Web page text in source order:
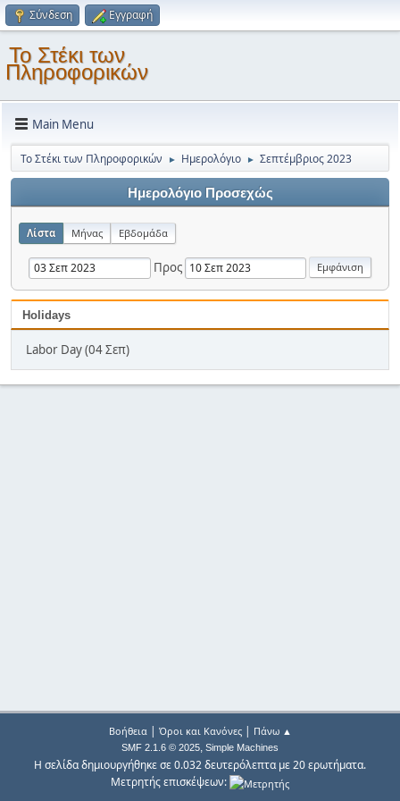
Σύνδεση Εγγραφή
Το Στέκι των
Πληροφορικών
Main Menu
Το Στέκι των Πληροφορικών ► Ημερολόγιο ► Σεπτέμβριος 2023
Ημερολόγιο Προσεχώς
Λίστα Μήνας Εβδομάδα
Προς
Holidays
Labor Day (04 Σεπ)
Βοήθεια| Όροι και Κανόνες| Πάνω ▲
SMF 2.1.6 © 2025, Simple Machines
Η σελίδα δημιουργήθηκε σε 0.032 δευτερόλεπτα με 20 ερωτήματα.
Μετρητής επισκέψεων: